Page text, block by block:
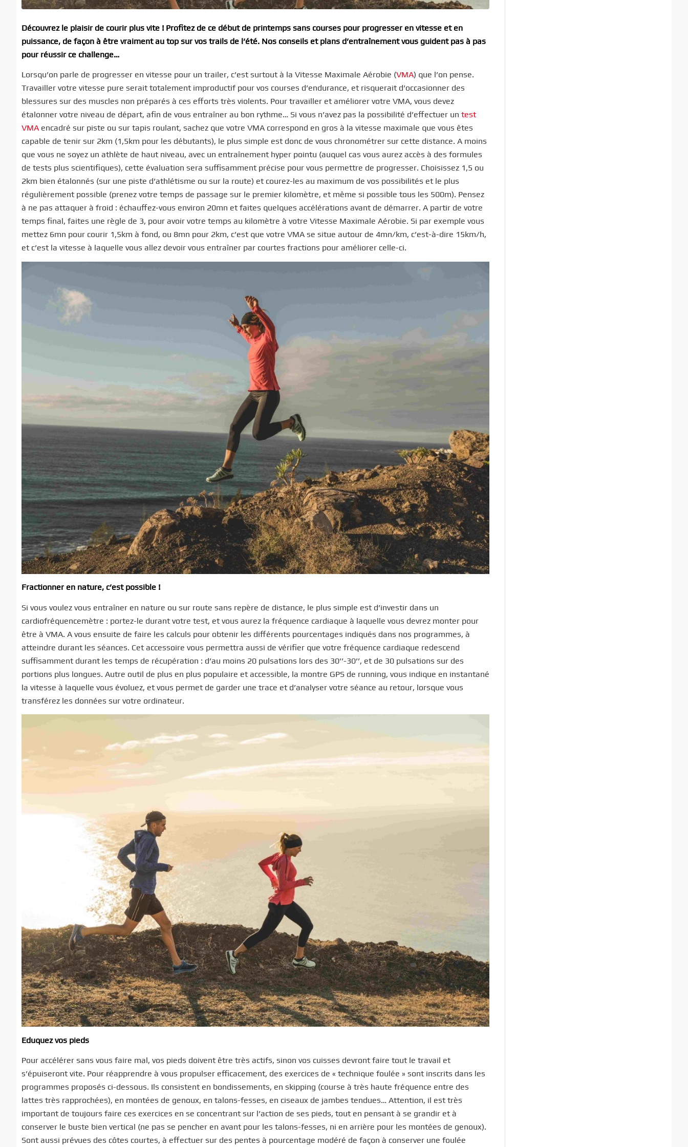
Découvrez le plaisir de courir plus vite ! Profitez de ce début de printemps sans courses pour progresser en vitesse et en
puissance, de façon à être vraiment au top sur vos trails de l’été. Nos conseils et plans d’entraînement vous guident pas à pas
pour réussir ce challenge…
Lorsqu’on parle de progresser en vitesse pour un trailer, c’est surtout à la Vitesse Maximale Aérobie (VMA) que l’on pense.
Travailler votre vitesse pure serait totalement improductif pour vos courses d’endurance, et risquerait d’occasionner des
blessures sur des muscles non préparés à ces efforts très violents. Pour travailler et améliorer votre VMA, vous devez
étalonner votre niveau de départ, afin de vous entraîner au bon rythme… Si vous n’avez pas la possibilité d’effectuer un test
VMA encadré sur piste ou sur tapis roulant, sachez que votre VMA correspond en gros à la vitesse maximale que vous êtes
capable de tenir sur 2km (1,5km pour les débutants), le plus simple est donc de vous chronométrer sur cette distance. A moins
que vous ne soyez un athlète de haut niveau, avec un entraînement hyper pointu (auquel cas vous aurez accès à des formules
de tests plus scientifiques), cette évaluation sera suffisamment précise pour vous permettre de progresser. Choisissez 1,5 ou
2km bien étalonnés (sur une piste d’athlétisme ou sur la route) et courez-les au maximum de vos possibilités et le plus
régulièrement possible (prenez votre temps de passage sur le premier kilomètre, et même si possible tous les 500m). Pensez
à ne pas attaquer à froid : échauffez-vous environ 20mn et faites quelques accélérations avant de démarrer. A partir de votre
temps final, faites une règle de 3, pour avoir votre temps au kilomètre à votre Vitesse Maximale Aérobie. Si par exemple vous
mettez 6mn pour courir 1,5km à fond, ou 8mn pour 2km, c’est que votre VMA se situe autour de 4mn/km, c’est-à-dire 15km/h,
et c’est la vitesse à laquelle vous allez devoir vous entraîner par courtes fractions pour améliorer celle-ci.
Fractionner en nature, c’est possible !
Si vous voulez vous entraîner en nature ou sur route sans repère de distance, le plus simple est d’investir dans un
cardiofréquencemètre : portez-le durant votre test, et vous aurez la fréquence cardiaque à laquelle vous devrez monter pour
être à VMA. A vous ensuite de faire les calculs pour obtenir les différents pourcentages indiqués dans nos programmes, à
atteindre durant les séances. Cet accessoire vous permettra aussi de vérifier que votre fréquence cardiaque redescend
suffisamment durant les temps de récupération : d’au moins 20 pulsations lors des 30’’-30’’, et de 30 pulsations sur des
portions plus longues. Autre outil de plus en plus populaire et accessible, la montre GPS de running, vous indique en instantané
la vitesse à laquelle vous évoluez, et vous permet de garder une trace et d’analyser votre séance au retour, lorsque vous
transférez les données sur votre ordinateur.
Eduquez vos pieds
Pour accélérer sans vous faire mal, vos pieds doivent être très actifs, sinon vos cuisses devront faire tout le travail et
s’épuiseront vite. Pour réapprendre à vous propulser efficacement, des exercices de « technique foulée » sont inscrits dans les
programmes proposés ci-dessous. Ils consistent en bondissements, en skipping (course à très haute fréquence entre des
lattes très rapprochées), en montées de genoux, en talons-fesses, en ciseaux de jambes tendues… Attention, il est très
important de toujours faire ces exercices en se concentrant sur l’action de ses pieds, tout en pensant à se grandir et à
conserver le buste bien vertical (ne pas se pencher en avant pour les talons-fesses, ni en arrière pour les montées de genoux).
Sont aussi prévues des côtes courtes, à effectuer sur des pentes à pourcentage modéré de façon à conserver une foulée